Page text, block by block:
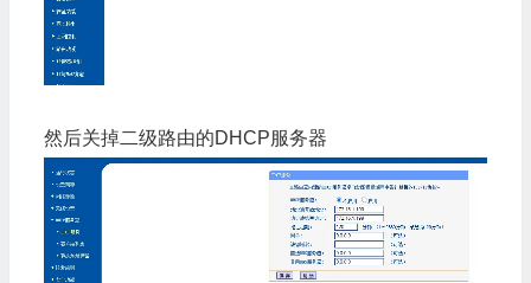
然后关掉二级路由的DHCP服务器